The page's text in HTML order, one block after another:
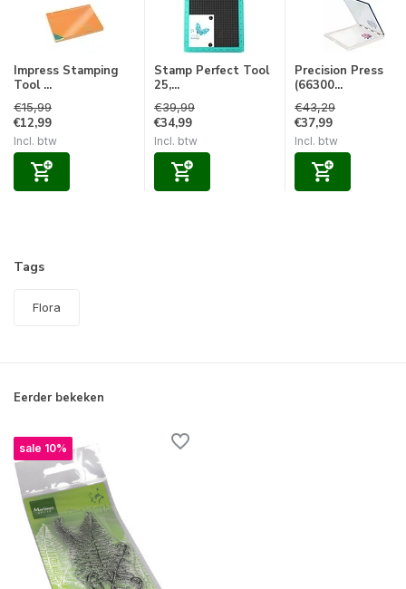
Impress Stamping
Tool ...
€15,99
€12,99
Incl. btw
Stamp Perfect Tool
25,...
€39,99
€34,99
Incl. btw
Precision Press
(66300...
€43,29
€37,99
Incl. btw
Tags
Flora
Eerder bekeken
sale 10%